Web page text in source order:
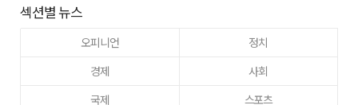
섹션별 뉴스
오피니언
정치
경제
사회
국제
스포츠